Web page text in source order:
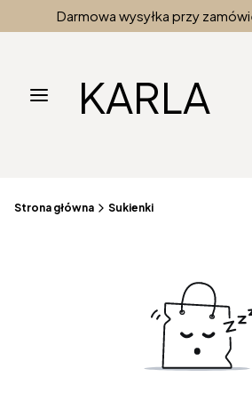
Darmowa wysyłka przy
Menu KARLA
Strona główna Sukienki